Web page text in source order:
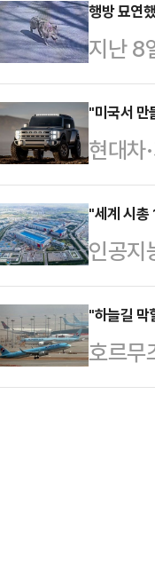
측근이
이번
방미
방미
미 방
없었
행방 묘연
지난 8
구’가
전날
는 시
는 확
㎞가량
비를
신 늑
"미국서 만
현대차
을 역
에 본
현지
이에서
미국
'2026
중형
"세계 시
인공지
고 있
기면서
이다.
균열을
"하늘길 막
호르무
는 다